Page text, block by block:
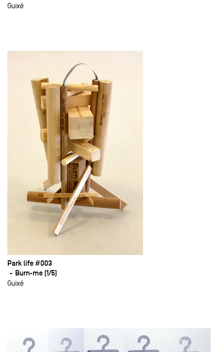
Guixé
Park life #003
Burn-me (1/5)
Guixé